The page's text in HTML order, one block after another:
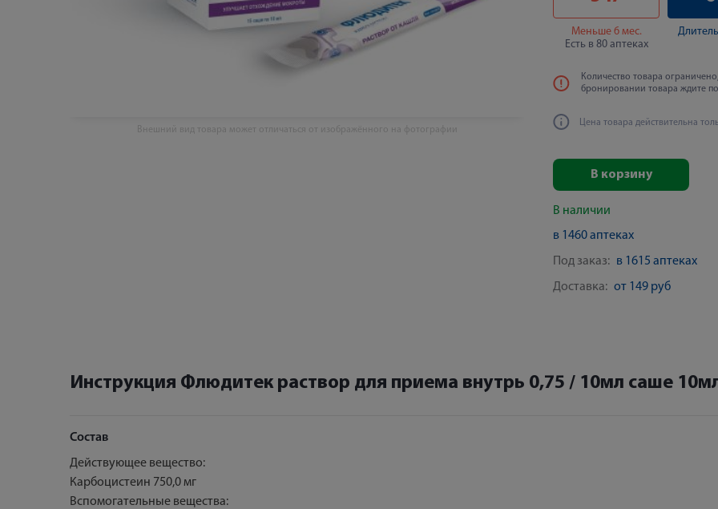
Внешний вид товара может отличаться от изображённого на фотографии
Меньше 6 мес.
Есть в 80 аптеках
Количество товара
бронировании товара ждите
Цена товара действительна
В корзину
В наличии
в 1460 аптеках
Под заказ: в 1615 аптеках
Доставка: от 149 руб
Инструкция Флюдитек раствор для приема внутрь 0,75 / 10мл саше
Состав
Действующее вещество:
Карбоцистеин 750,0 мг
Вспомогательные вещества: